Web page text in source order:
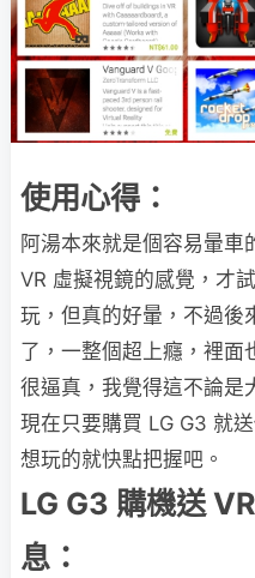
使用心得：
阿湯本來就是個容易暈車
VR 虛擬視鏡的感覺，才
玩，但真的好暈，不過後
了，一整個超上癮，裡面
很逼真，我覺得這不論是
現在只要購買 LG G3 就
想玩的就快點把握吧。
LG G3 購機送
息：